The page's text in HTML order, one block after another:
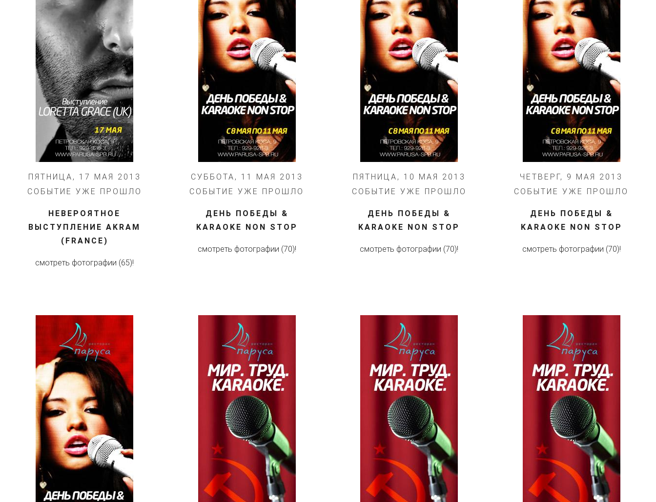
ПЯТНИЦА, 17 МАЯ 2013
СОБЫТИЕ УЖЕ ПРОШЛО
НЕВЕРОЯТНОЕ
ВЫСТУПЛЕНИЕ AKRAM
(FRANCE)
смотреть фотографии (65)!
СУББОТА, 11 МАЯ 2013
СОБЫТИЕ УЖЕ ПРОШЛО
ДЕНЬ ПОБЕДЫ &
KARAOKE NON STOP
смотреть фотографии (70)!
ПЯТНИЦА, 10 МАЯ 2013
СОБЫТИЕ УЖЕ ПРОШЛО
ДЕНЬ ПОБЕДЫ &
KARAOKE NON STOP
смотреть фотографии (70)!
ЧЕТВЕРГ, 9 МАЯ 2013
СОБЫТИЕ УЖЕ ПРОШЛО
ДЕНЬ ПОБЕДЫ &
KARAOKE NON STOP
смотреть фотографии (70)!